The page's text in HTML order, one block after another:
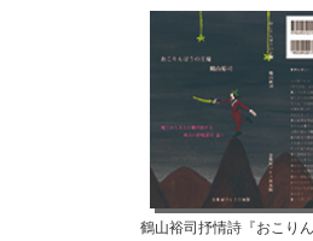
鶴山裕司抒情詩『おこり